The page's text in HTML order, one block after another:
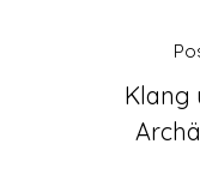
Klang